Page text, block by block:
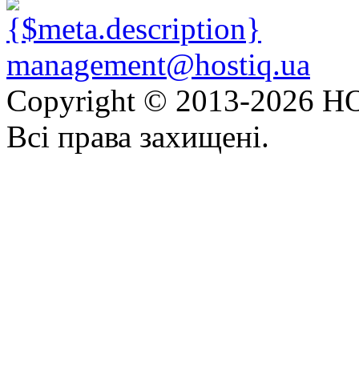
management@hostiq.ua
Copyright © 2013-2026
Всі права захищені.